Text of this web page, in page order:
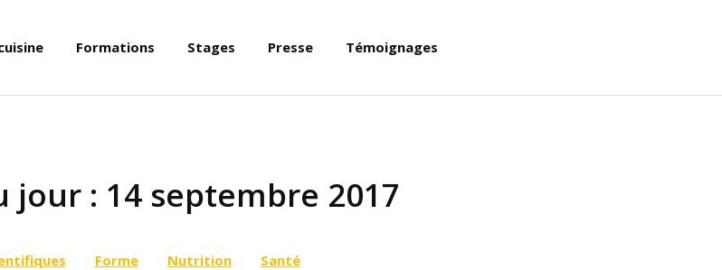
Formations Stages Presse Témoignages
jour : 14 septembre 2017
Forme Nutrition Santé